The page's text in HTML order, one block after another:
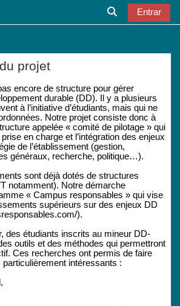
Selector de
Entrar
projet
encore de structure pour gérer
durable (DD). Il y a plusieurs
à l’initiative d’étudiants, mais qui ne
Notre projet consiste donc à
appelée « comité de pilotage » qui
en charge et l’intégration des enjeux
de l’établissement (gestion,
généraux, recherche, politique…).
sont déjà dotés de structures
notamment). Notre démarche
« Campus responsables » qui vise
supérieurs sur des enjeux DD
).
des étudiants inscrits au mineur DD-
outils et des méthodes qui permettront
Ces recherches ont permis de faire
intéressants :